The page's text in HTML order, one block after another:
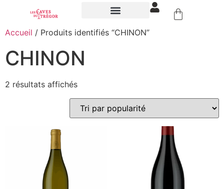
Accueil / Produits identifiés “CHINON”
CHINON
2 résultats affichés